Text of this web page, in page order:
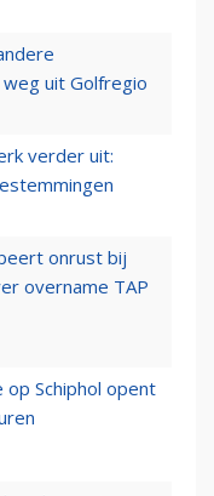
uit Golfregio
verder uit:
onrust bij
overname TAP
op Schiphol opent